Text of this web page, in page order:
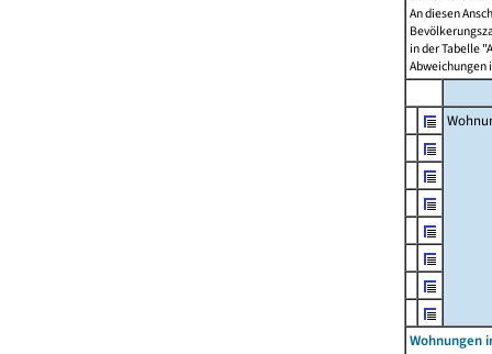
An diesen
in der Tabelle
Abweichungen
Wohnungen